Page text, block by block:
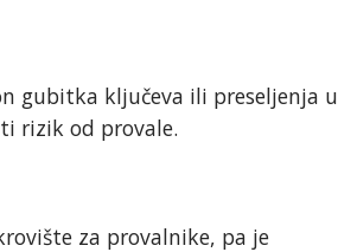
gubitka ključeva ili preseljenja u
rizik od provale.
za provalnike, pa je